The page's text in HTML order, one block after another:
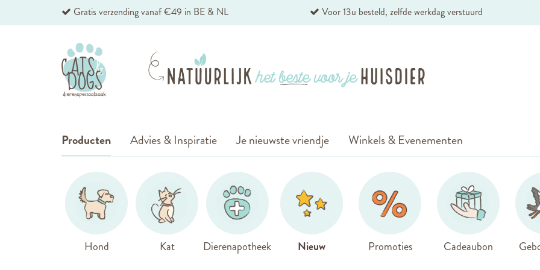
Ga
de
inhoud
Gratis verzending vanaf €49 in BE & NL Voor 13u besteld, zelfde werkdag verstuurd
Producten
Hond Kat Dierenapotheek Nieuw Promoties Cadeaubon
Advies & Inspiratie Je nieuwste vriendje Winkels & Evenementen